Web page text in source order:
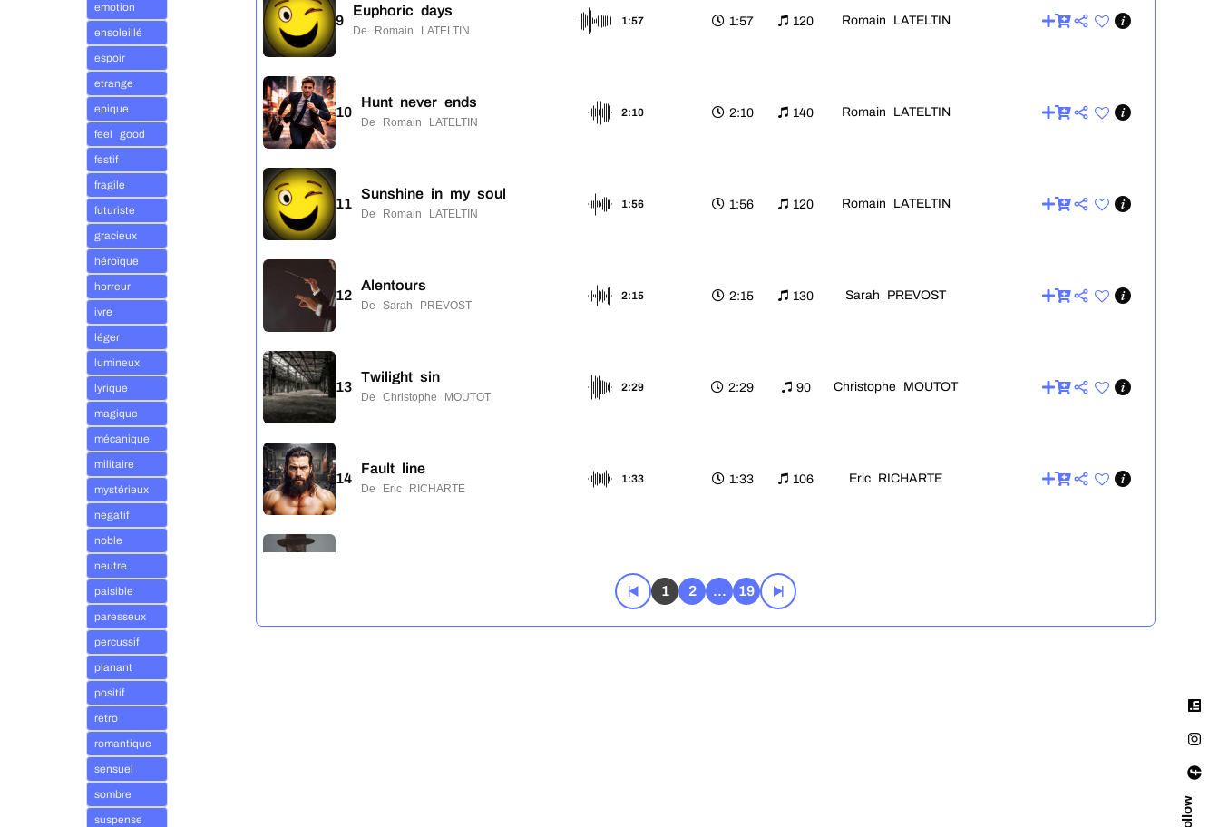
Follow
emotion
ensoleillé
espoir
etrange
epique
feel good
festif
fragile
futuriste
gracieux
héroïque
horreur
ivre
léger
lumineux
lyrique
magique
mécanique
militaire
mystérieux
negatif
noble
neutre
paisible
paresseux
percussif
planant
positif
retro
romantique
sensuel
sombre
suspense
9
Euphoric days
De Romain LATELTIN
1:57 1:57 120 Romain LATELTIN
10
Hunt never ends
De Romain LATELTIN
2:10 2:10 140 Romain LATELTIN
11
Sunshine in my soul
De Romain LATELTIN
1:56 1:56 120 Romain LATELTIN
12
Alentours
De Sarah PREVOST
2:15 2:15 130 Sarah PREVOST
13
Twilight sin
De Christophe MOUTOT
2:29 2:29 90 Christophe MOUTOT
14
Fault line
De Eric RICHARTE
1:33 1:33 106 Eric RICHARTE
1:25
1 2 ... 19